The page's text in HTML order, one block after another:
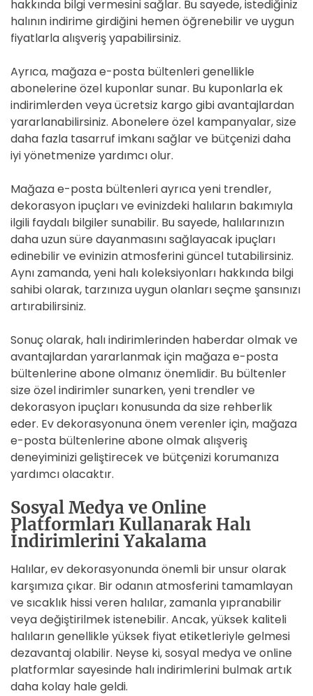
hakkında bilgi vermesini sağlar. Bu sayede, istediğiniz
halının indirime girdiğini hemen öğrenebilir ve uygun
fiyatlarla alışveriş yapabilirsiniz.
Ayrıca, mağaza e-posta bültenleri genellikle
abonelerine özel kuponlar sunar. Bu kuponlarla ek
indirimlerden veya ücretsiz kargo gibi avantajlardan
yararlanabilirsiniz. Abonelere özel kampanyalar, size
daha fazla tasarruf imkanı sağlar ve bütçenizi daha
iyi yönetmenize yardımcı olur.
Mağaza e-posta bültenleri ayrıca yeni trendler,
dekorasyon ipuçları ve evinizdeki halıların bakımıyla
ilgili faydalı bilgiler sunabilir. Bu sayede, halılarınızın
daha uzun süre dayanmasını sağlayacak ipuçları
edinebilir ve evinizin atmosferini güncel tutabilirsiniz.
Aynı zamanda, yeni halı koleksiyonları hakkında bilgi
sahibi olarak, tarzınıza uygun olanları seçme şansınızı
artırabilirsiniz.
Sonuç olarak, halı indirimlerinden haberdar olmak ve
avantajlardan yararlanmak için mağaza e-posta
bültenlerine abone olmanız önemlidir. Bu bültenler
size özel indirimler sunarken, yeni trendler ve
dekorasyon ipuçları konusunda da size rehberlik
eder. Ev dekorasyonuna önem verenler için, mağaza
e-posta bültenlerine abone olmak alışveriş
deneyiminizi geliştirecek ve bütçenizi korumanıza
yardımcı olacaktır.
Sosyal Medya ve Online
Platformları Kullanarak Halı
İndirimlerini Yakalama
Halılar, ev dekorasyonunda önemli bir unsur olarak
karşımıza çıkar. Bir odanın atmosferini tamamlayan
ve sıcaklık hissi veren halılar, zamanla yıpranabilir
veya değiştirilmek istenebilir. Ancak, yüksek kaliteli
halıların genellikle yüksek fiyat etiketleriyle gelmesi
dezavantaj olabilir. Neyse ki, sosyal medya ve online
platformlar sayesinde halı indirimlerini bulmak artık
daha kolay hale geldi.